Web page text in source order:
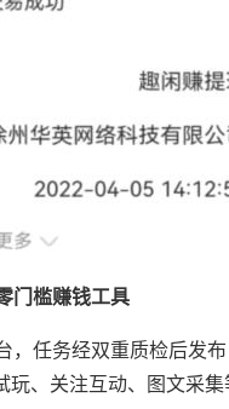
门槛赚钱工具
，任务经双重质检后发
玩、关注互动、图文采